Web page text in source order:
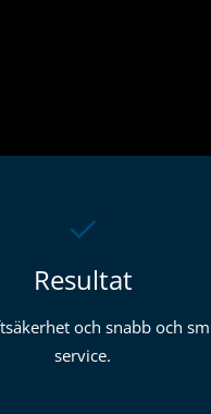
Resultat
och snabb och
service.